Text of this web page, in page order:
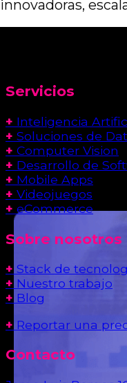
innovadoras,
Servicios
+ Inteligencia
+ Soluciones de
+ Computer Vision
+ Desarrollo de
+ Mobile Apps
+ Videojuegos
+ eCommerce
Sobre nosotros
+ Stack de
+ Nuestro trabajo
+ Blog
+ Reportar una
Contacto